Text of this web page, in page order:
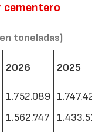
cementero
toneladas)
2026 2025
1.752.089
1.562.747